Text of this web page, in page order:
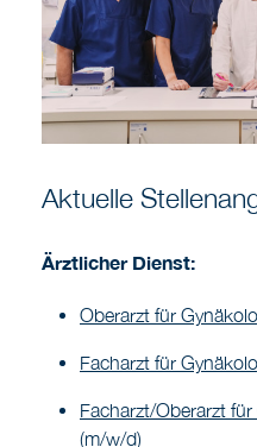
Aktuelle
Ärztlicher Dienst:
Oberarzt für
Facharzt für
Facharzt/Oberarzt
(m/w/d)